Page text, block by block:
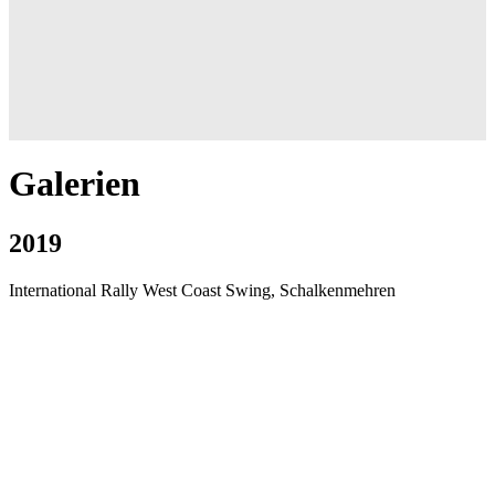
Galerien
2019
International Rally West Coast Swing, Schalkenmehren